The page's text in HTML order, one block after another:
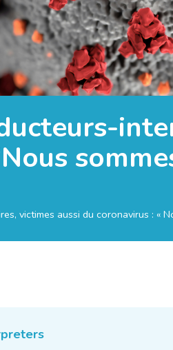
victimes aussi du coronavirus : «